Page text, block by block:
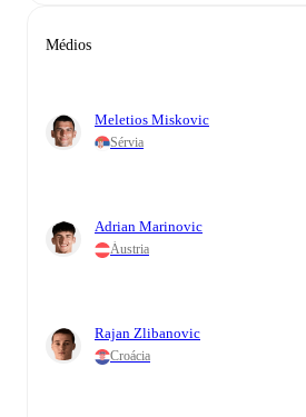
Médios
Meletios Miskovic
Sérvia
Adrian Marinovic
Áustria
Rajan Zlibanovic
Croácia